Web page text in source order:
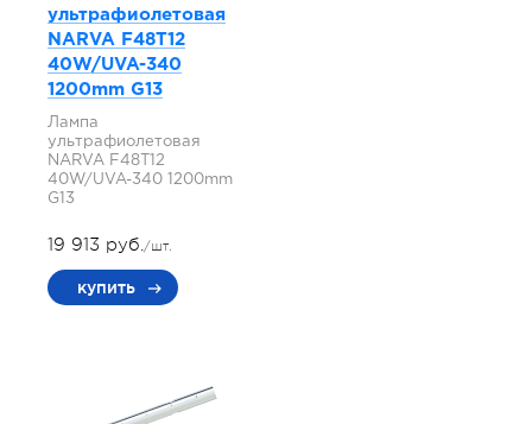
ультрафиолетовая
NARVA F48T12
40W/UVA-340
1200mm G13
Лампа
ультрафиолетовая
NARVA F48T12
40W/UVA-340 1200mm
G13
19 913 руб./шт.
купить